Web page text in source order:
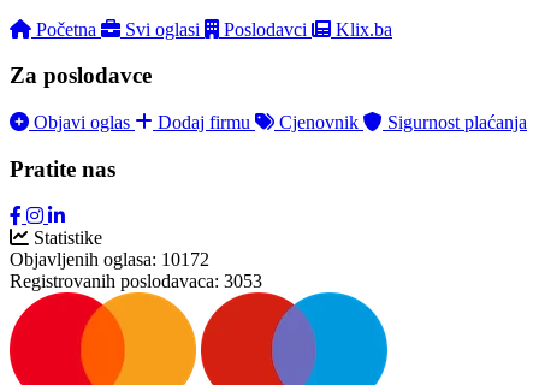
Početna Svi oglasi Poslodavci Klix.ba
Za poslodavce
Objavi oglas Dodaj firmu Cjenovnik Sigurnost plaćanja
Pratite nas
Statistike
Objavljenih oglasa: 10172
Registrovanih poslodavaca: 3053